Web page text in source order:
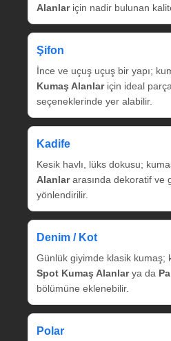
Alanlariçin nadir bulunan
Şifon
İnce ve uçuş uçuş bir yapı;
Kumaş Alanlariçin ideal
seçeneklerinde yer alabilir.
Kadife
Kesik havlı, lüks dokusu;
Alanlararasında dekoratif ve
yönlendirilir.
Denim / Kot
Günlük giyimde klasik kumaş;
Spot Kumaş Alanlarya da
bölümüne eklenebilir.
Polar